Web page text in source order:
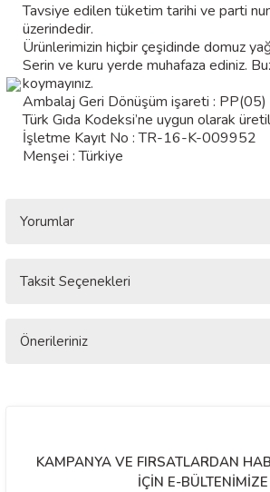
Tavsiye edilen tüketim tarihi ve parti
üzerindedir.
Ürünlerimizin hiçbir çeşidinde domuz
Serin ve kuru yerde muhafaza ediniz.
koymayınız.
Ambalaj Geri Dönüşüm işareti : PP(05)
Türk Gıda Kodeksi’ne uygun olarak
İşletme Kayıt No : TR-16-K-009952
Menşei : Türkiye
Yorumlar
Bu ürüne ilk yorumu siz
Taksit Seçenekleri
Önerileriniz
Ürün resmi kalitesiz, bozuk veya
KAMPANYA VE FIRSATLARDAN
İÇİN E-BÜLTENİMİZE